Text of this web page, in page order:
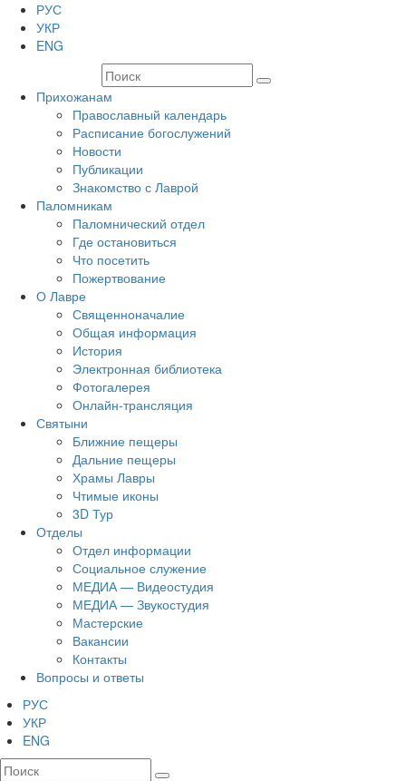
РУС
УКР
ENG
Прихожанам
Православный календарь
Расписание богослужений
Новости
Публикации
Знакомство с Лаврой
Паломникам
Паломнический отдел
Где остановиться
Что посетить
Пожертвование
О Лавре
Священноначалие
Общая информация
История
Электронная библиотека
Фотогалерея
Онлайн-трансляция
Святыни
Ближние пещеры
Дальние пещеры
Храмы Лавры
Чтимые иконы
3D Тур
Отделы
Отдел информации
Социальное служение
МЕДИА — Видеостудия
МЕДИА — Звукостудия
Мастерские
Вакансии
Контакты
Вопросы и ответы
РУС
УКР
ENG